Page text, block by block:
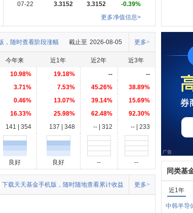
07-22
3.3152 3.3152
-0.39%
更多净值信息>
更多>
截止至 2026-08-05
，随时查看阶段涨幅
今年来 近1年 近2年
近3年
10.98% 19.18% --
--
3.71% 7.53% 45.26%
38.89%
0.46% 13.07% 39.14%
15.69%
16.33% 25.98% 62.48%
92.30%
141 | 354 137 | 348 -- | 312 -- | 233
良好 良好 -- --
更多>
下载天天基金手机版，随时随地查看累计收益
同类基
近1年
中韩半导